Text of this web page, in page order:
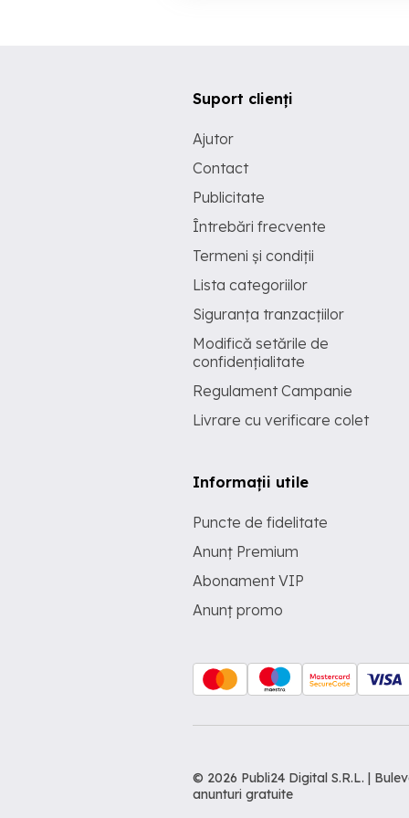
Suport clienți
Ajutor
Contact
Publicitate
Întrebări frecvente
Termeni și condiții
Lista categoriilor
Siguranța tranzacțiilor
Modifică setările de
confidențialitate
Regulament Campanie
Livrare cu verificare colet
Informații utile
Puncte de fidelitate
Anunț Premium
Abonament VIP
Anunț promo
© 2026 Publi24 Digital S.R.L. |
anunturi gratuite